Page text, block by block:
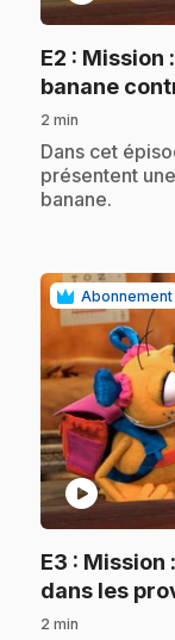
E2 : Mission
banane
2 min
.Dans cet
présentent
banane.
Abonnement
play_circle
E3 : Mission
dans les
2 min